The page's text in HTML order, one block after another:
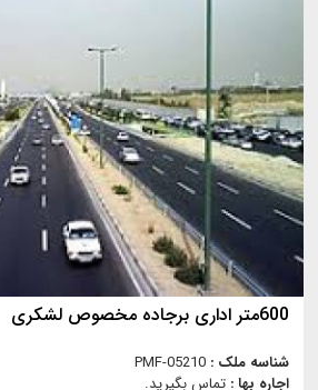
600متر اداری برجاده مخصوص لشکری
شناسه ملک : PMF-05210
اجاره بها : تماس بگیرید.